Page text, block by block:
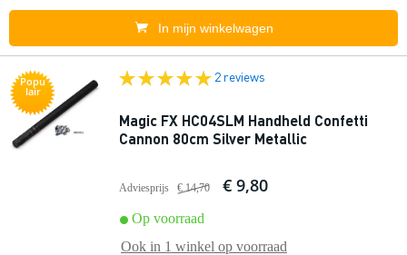
In mijn winkelwagen
Popu
lair
2 reviews
Magic FX HC04SLM Handheld Confetti
Cannon 80cm Silver Metallic
Adviesprijs € 14,70 € 9,80
Op voorraad
Ook in 1 winkel op voorraad